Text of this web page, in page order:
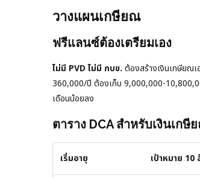
วางแผนเกษียณ
ฟรีแลนซ์ต้องเตรียมเอง
ไม่มี PVD ไม่มี กบข. ต้องสร้างเงินเกษียณเ
360,000/ปี ต้องเก็บ 9,000,000-
เดือนน้อยลง
ตาราง DCA สำหรับเงินเกษี
เริ่มอายุ เป้าหมาย 10